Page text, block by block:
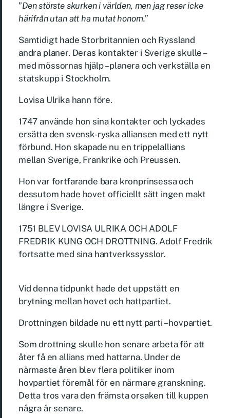
”Den störste skurken i världen, men jag reser icke
härifrån utan att ha mutat honom.”
Samtidigt hade Storbritannien och Ryssland
andra planer. Deras kontakter i Sverige skulle –
med mössornas hjälp – planera och verkställa en
statskupp i Stockholm.
Lovisa Ulrika hann före.
1747 använde hon sina kontakter och lyckades
ersätta den svensk-ryska alliansen med ett nytt
förbund. Hon skapade nu en trippelallians
mellan Sverige, Frankrike och Preussen.
Hon var fortfarande bara kronprinsessa och
dessutom hade hovet officiellt sätt ingen makt
längre i Sverige.
1751 BLEV LOVISA ULRIKA OCH ADOLF
FREDRIK KUNG OCH DROTTNING. Adolf Fredrik
fortsatte med sina hantverkssysslor.
Vid denna tidpunkt hade det uppstått en
brytning mellan hovet och hattpartiet.
Drottningen bildade nu ett nytt parti – hovpartiet.
Som drottning skulle hon senare arbeta för att
åter få en allians med hattarna. Under de
närmaste åren blev flera politiker inom
hovpartiet föremål för en närmare granskning.
Detta tros vara den främsta orsaken till kuppen
några år senare.